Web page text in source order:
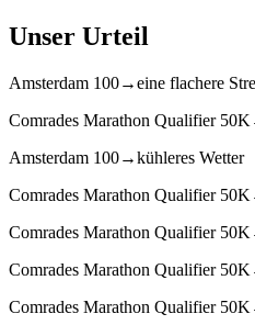
Unser Urteil
Amsterdam 100→eine flachere
Comrades Marathon Qualifier 50K
Amsterdam 100→kühleres Wetter
Comrades Marathon Qualifier 50K
Comrades Marathon Qualifier 50K
Comrades Marathon Qualifier 50K
Comrades Marathon Qualifier 50K